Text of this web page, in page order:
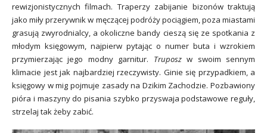
rewizjonistycznych filmach. Traperzy zabijanie bizonów traktują
jako miły przerywnik w męczącej podróży pociągiem, poza miastami
grasują zwyrodnialcy, a okoliczne bandy cieszą się ze spotkania z
młodym księgowym, najpierw pytając o numer buta i wzrokiem
przymierzając jego modny garnitur. Truposzw swoim sennym
klimacie jest jak najbardziej rzeczywisty. Ginie się przypadkiem, a
księgowy w mig pojmuje zasady na Dzikim Zachodzie. Pozbawiony
pióra i maszyny do pisania szybko przyswaja podstawowe reguły,
strzelaj tak żeby zabić.